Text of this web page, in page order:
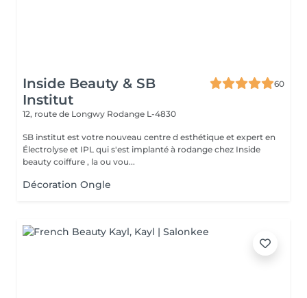
Inside Beauty & SB
Institut
60
12, route de Longwy Rodange L-4830
SB institut est votre nouveau centre d esthétique et expert en
Électrolyse et IPL qui s'est implanté à rodange chez Inside
beauty coiffure , la ou vou...
Décoration Ongle